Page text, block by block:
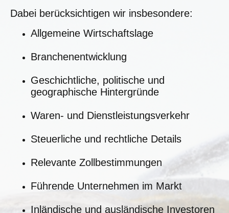
Dabei berücksichtigen wir insbesondere:
Allgemeine Wirtschaftslage
Branchenentwicklung
Geschichtliche, politische und
geographische Hintergründe
Waren- und Dienstleistungsverkehr
Steuerliche und rechtliche Details
Relevante Zollbestimmungen
Führende Unternehmen im Markt
Inländische und ausländische Investoren